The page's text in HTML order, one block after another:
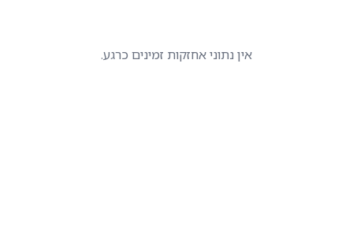
אין נתוני אחזקות זמינים כרגע.